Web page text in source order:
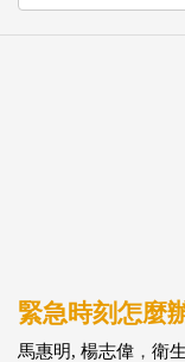
緊急時刻怎麼
馬惠明, 楊志偉 ， 衛